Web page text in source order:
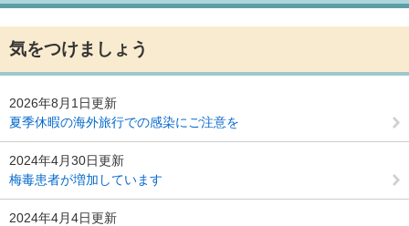
気をつけましょう
2026年8月1日更新
夏季休暇の海外旅行での感染にご注意を
2024年4月30日更新
梅毒患者が増加しています
2024年4月4日更新